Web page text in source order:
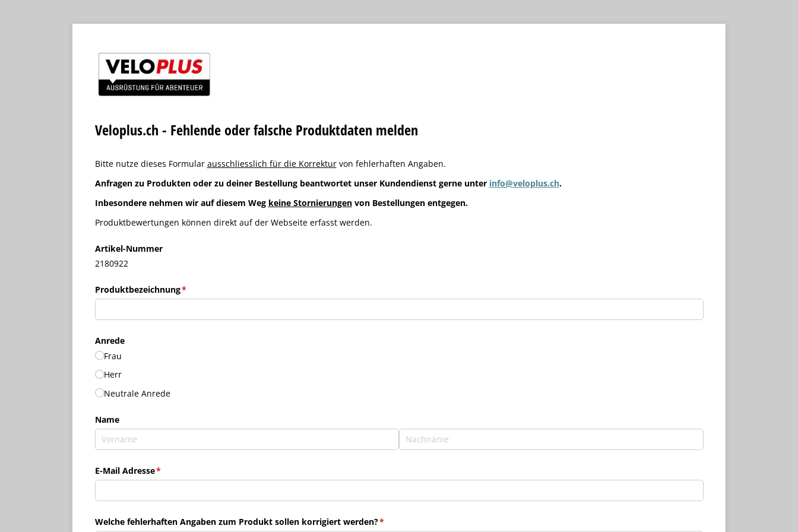
Veloplus.ch - Fehlende oder falsche Produktdaten melden
Bitte nutze dieses Formular ausschliesslich für die Korrekturvon fehlerhaften Angaben.
Anfragen zu Produkten oder zu deiner Bestellung beantwortet unser Kundendienst gerne unter info@veloplus.ch.
Inbesondere nehmen wir auf diesem Weg keine Stornierungenvon Bestellungen entgegen.
Produktbewertungen können direkt auf der Webseite erfasst werden.
Artikel-Nummer
2180922
Produktbezeichnung*
(erforderlich)
Anrede
Frau
Herr
Neutrale Anrede
Name
E-Mail Adresse*
(erforderlich)
Welche fehlerhaften Angaben zum Produkt sollen korrigiert werden?*
(erforderlich)